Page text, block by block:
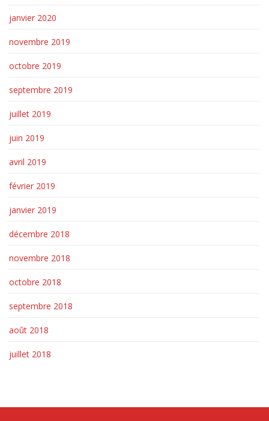
janvier 2020
novembre 2019
octobre 2019
septembre 2019
juillet 2019
juin 2019
avril 2019
février 2019
janvier 2019
décembre 2018
novembre 2018
octobre 2018
septembre 2018
août 2018
juillet 2018